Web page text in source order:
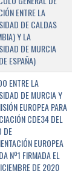
ENTRE LA
DE CALDAS
Y LA
DE MURCIA
ESPAÑA)
ENTRE LA
DE MURCIA Y
EUROPEA PARA
CDE34 DEL
DE
EUROPEA
Nº1 FIRMADA EL
DE 2020